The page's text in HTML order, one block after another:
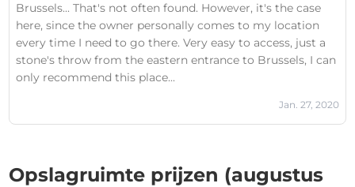
Brussels... That's not often found. However, it's the case
here, since the owner personally comes to my location
every time I need to go there. Very easy to access, just a
stone's throw from the eastern entrance to Brussels, I can
only recommend this place...
Jan. 27, 2020
Opslagruimte prijzen (augustus